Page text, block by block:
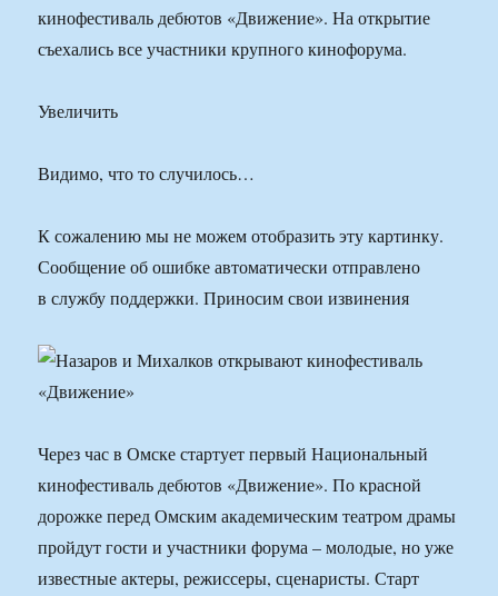
кинофестиваль дебютов «Движение». На открытие
съехались все участники крупного кинофорума.
Увеличить
Видимо, что то случилось…
К сожалению мы не можем отобразить эту картинку.
Сообщение об ошибке автоматически отправлено
в службу поддержки. Приносим свои извинения
Через час в Омске стартует первый Национальный
кинофестиваль дебютов «Движение». По красной
дорожке перед Омским академическим театром драмы
пройдут гости и участники форума – молодые, но уже
известные актеры, режиссеры, сценаристы. Старт